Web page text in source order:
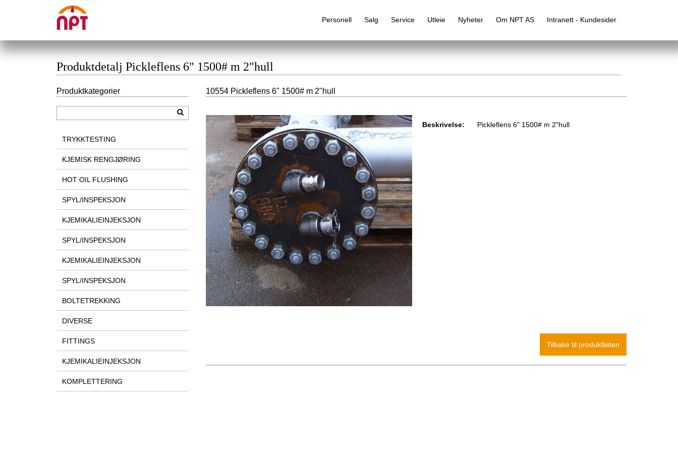
Personell Salg Service Utleie
Alfabetisk produktregister
Nyheter Om NPT AS Intranett - Kundesider
Produktdetalj Pickleflens 6" 1500# m 2"hull
10554 Pickleflens 6" 1500# m 2"hull
Beskrivelse: Pickleflens 6" 1500# m 2"hull
Produktkategorier
TRYKKTESTING
KJEMISK RENGJØRING
HOT OIL FLUSHING
SPYL/INSPEKSJON
KJEMIKALIEINJEKSJON
SPYL/INSPEKSJON
KJEMIKALIEINJEKSJON
SPYL/INSPEKSJON
BOLTETREKKING
DIVERSE
FITTINGS
KJEMIKALIEINJEKSJON
KOMPLETTERING